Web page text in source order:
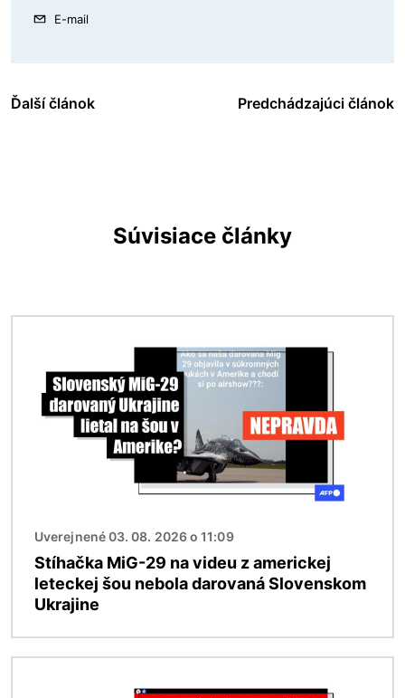
E-mail
Ďalší článok Predchádzajúci článok
Súvisiace články
Uverejnené 03. 08. 2026 o 11:09
Stíhačka MiG-29 na videu z americkej
leteckej šou nebola darovaná Slovenskom
Ukrajine